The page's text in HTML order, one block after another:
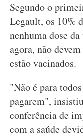
Segundo o
Legault, os 10%
nenhuma dose
agora, não
estão vacinados.
"Não é para
pagarem",
conferência de
com a saúde